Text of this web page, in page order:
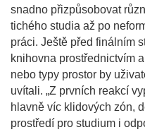
snadno přizpůsobovat
tichého studia až po
práci. Ještě před finálním
knihovna prostřednictvím
nebo typy prostor by
uvítali. „Z prvních reakcí
hlavně víc klidových zón,
prostředí pro studium i